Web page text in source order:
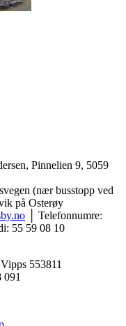
Pinnelien 9, 5059
(nær busstopp ved
på Osterøy
│ Telefonnumre:
55 59 08 10
Vipps 553811
091